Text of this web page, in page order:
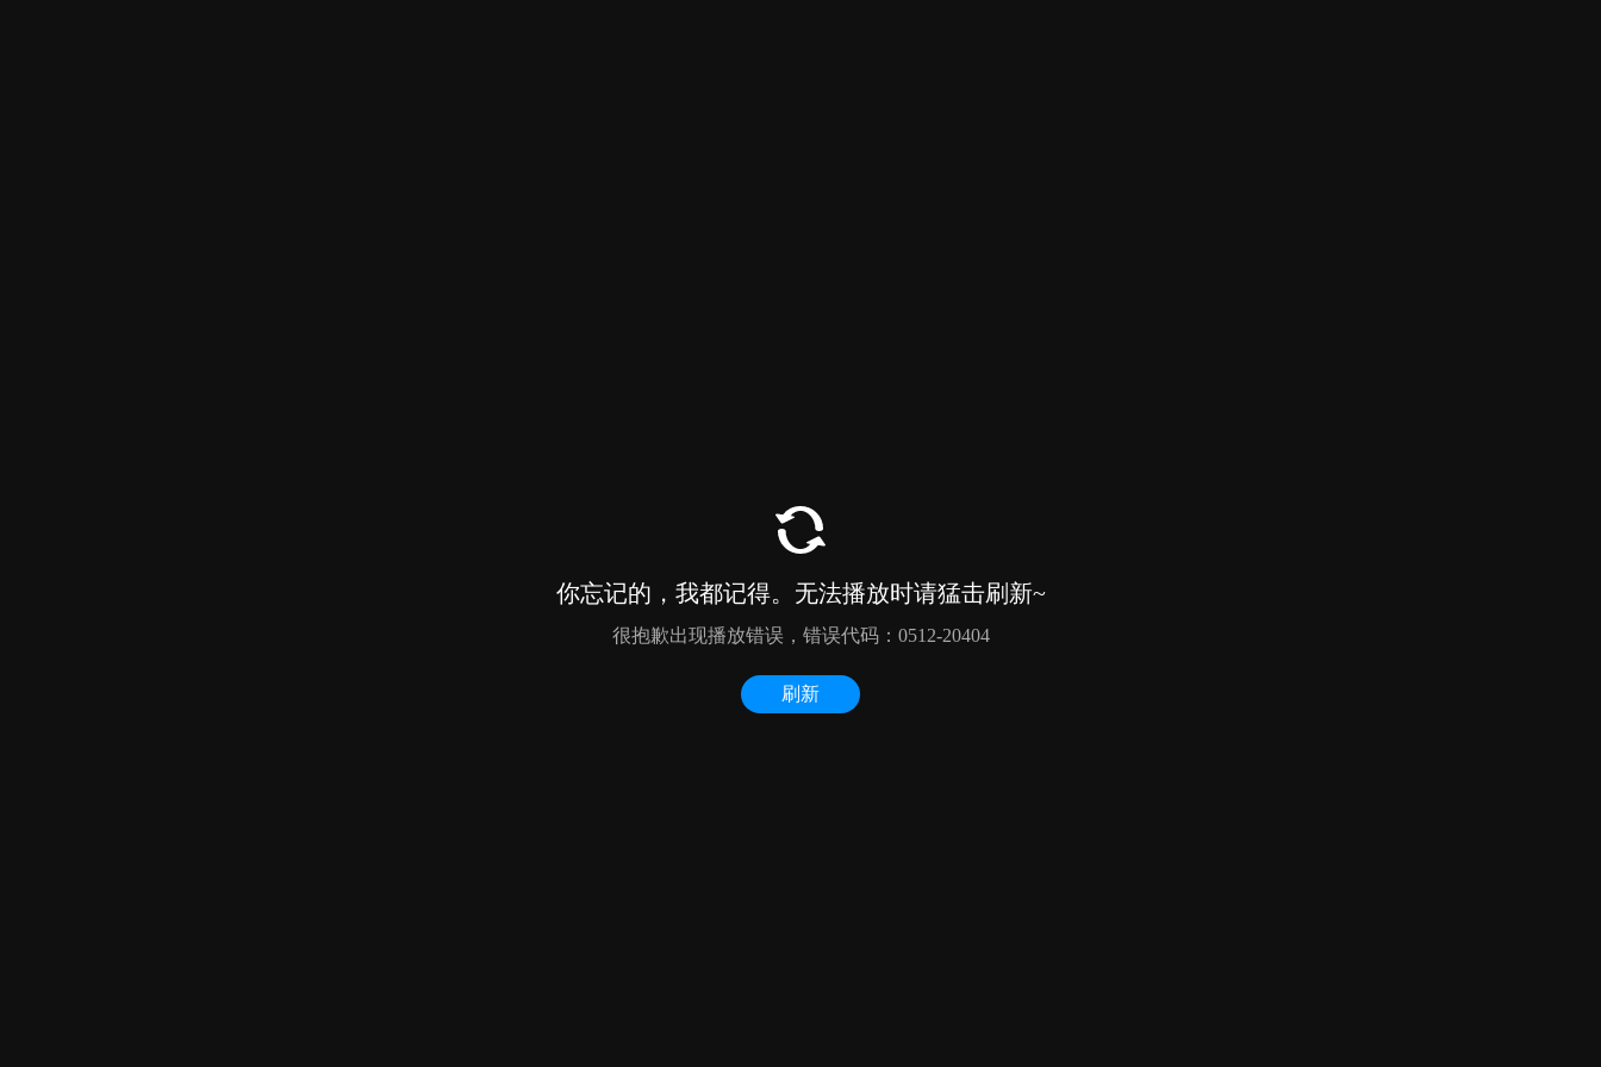
你忘记的，我都记得。无法播放时请猛击刷新~
很抱歉出现播放错误，错误代码：0512-20404
刷新